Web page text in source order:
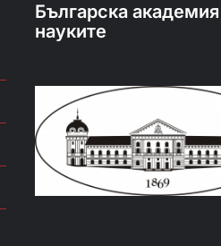
Българска
науките